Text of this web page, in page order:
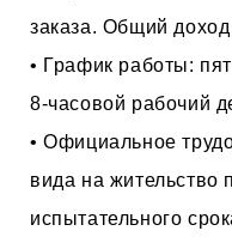
заказа. Общий
• График работы:
8-часовой рабочий
• Официальное
вида на жительство
испытательного